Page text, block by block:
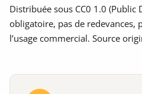
Distribuée sous CC0 1.0 (Public
obligatoire, pas de redevances,
l’usage commercial. Source